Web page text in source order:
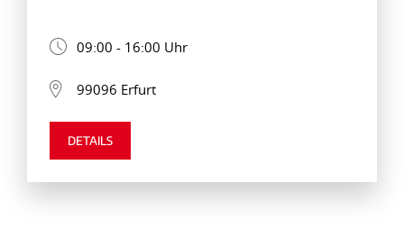
09:00 - 16:00 Uhr
99096 Erfurt
DETAILS